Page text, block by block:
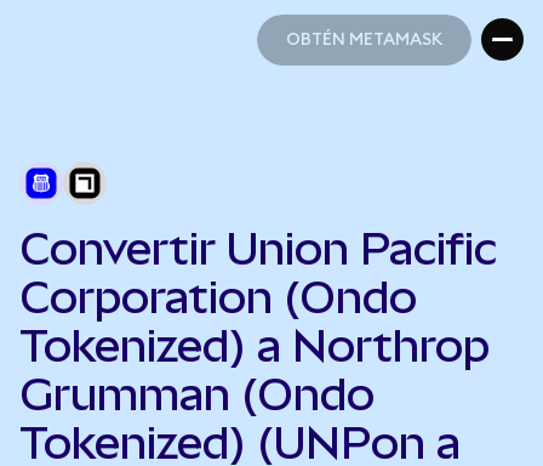
OBTÉN METAMASK
Convertir Union Pacific
Corporation (Ondo
Tokenized) a Northrop
Grumman (Ondo
Tokenized) (UNPon a